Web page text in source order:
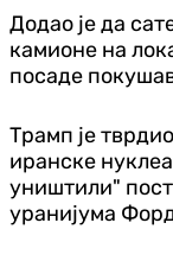
Додао је да
камионе на
посаде
Трамп је
иранске
уништили"
уранијума